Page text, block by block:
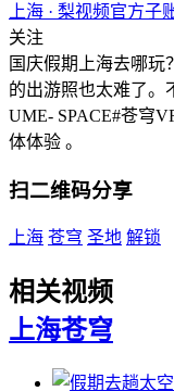
上海 · 梨视频官方子
关注
国庆假期上海去哪玩
的出游照也太难了。
UME- SPACE#苍穹
体体验 。
扫二维码分享
上海 苍穹 圣地 解锁
相关视频
上海苍穹